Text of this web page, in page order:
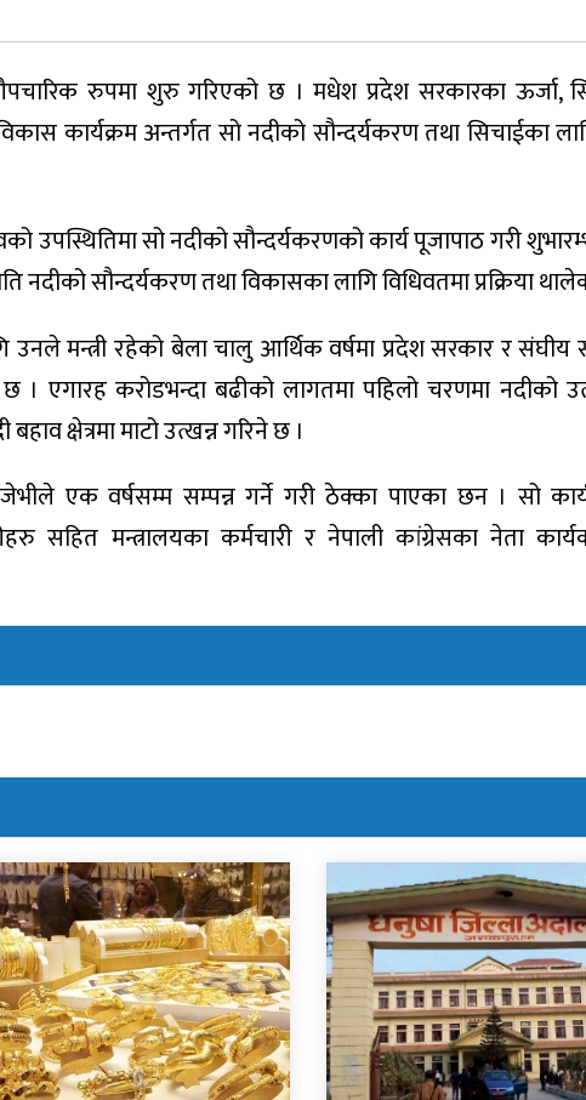
रुपमा शुरु गरिएको छ । मधेश प्रदेश सरकारका ऊर्जा,
कार्यक्रम अन्तर्गत सो नदीको सौन्दर्यकरण तथा सिचाईका
उपस्थितिमा सो नदीको सौन्दर्यकरणको कार्य पूजापाठ गरी
नदीको सौन्दर्यकरण तथा विकासका लागि विधिवतमा प्रक्रिया
मन्त्री रहेको बेला चालु आर्थिक वर्षमा प्रदेश सरकार र संघीय
एगारह करोडभन्दा बढीको लागतमा पहिलो चरणमा नदीको
क्षेत्रमा माटो उत्खन्न गरिने छ ।
एक वर्षसम्म सम्पन्न गर्ने गरी ठेक्का पाएका छन । सो
सहित मन्त्रालयका कर्मचारी र नेपाली कांग्रेसका नेता